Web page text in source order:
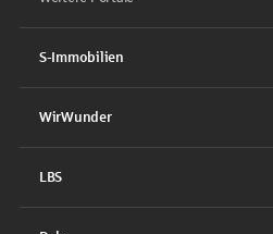
S-Immobilien
WirWunder
LBS